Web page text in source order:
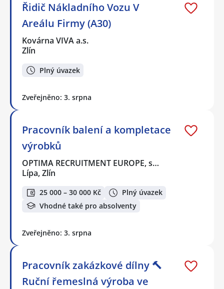
Řidič Nákladního Vozu V
Areálu Firmy (A30)
Kovárna VIVA a.s.
Zlín
Plný úvazek
Zveřejněno: 3. srpna
Pracovník balení a kompletace
výrobků
OPTIMA RECRUITMENT EUROPE, s…
Lípa, Zlín
25 000 – 30 000 Kč
Plný úvazek
Vhodné také pro absolventy
Zveřejněno: 3. srpna
Pracovník zakázkové dílny 🔨
Ruční řemeslná výroba ve